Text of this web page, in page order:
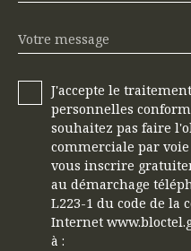
Votre message
J'accepte le
personnelles
souhaitez pas faire
commerciale par
vous inscrire
au démarchage
L223-1 du code de la
Internet
à :